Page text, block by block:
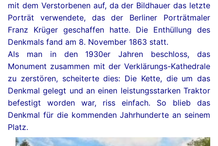
mit dem Verstorbenen auf, da der Bildhauer das letzte
Porträt verwendete, das der Berliner Porträtmaler
Franz Krüger geschaffen hatte. Die Enthüllung des
Denkmals fand am 8. November 1863 statt.
Als man in den 1930er Jahren beschloss, das
Monument zusammen mit der Verklärungs-Kathedrale
zu zerstören, scheiterte dies: Die Kette, die um das
Denkmal gelegt und an einen leistungsstarken Traktor
befestigt worden war, riss einfach. So blieb das
Denkmal für die kommenden Jahrhunderte an seinem
Platz.